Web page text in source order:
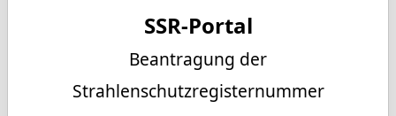
SSR-Portal
Beantragung der
Strahlenschutzregisternummer